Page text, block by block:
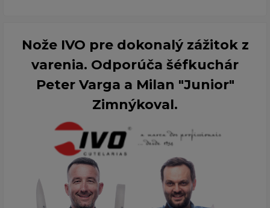
Nože IVO pre dokonalý zážitok z
varenia. Odporúča šéfkuchár
Peter Varga a Milan "Junior"
Zimnýkoval.